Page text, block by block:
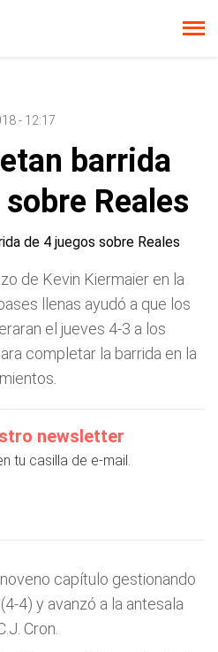
- 12:17
barrida
Reales
de Kevin Kiermaier en la
llenas ayudó a que los
el jueves 4-3 a los
completar la barrida en la
newsletter
tu casilla de e-mail.
capítulo gestionando
4) y avanzó a la antesala
Cron.